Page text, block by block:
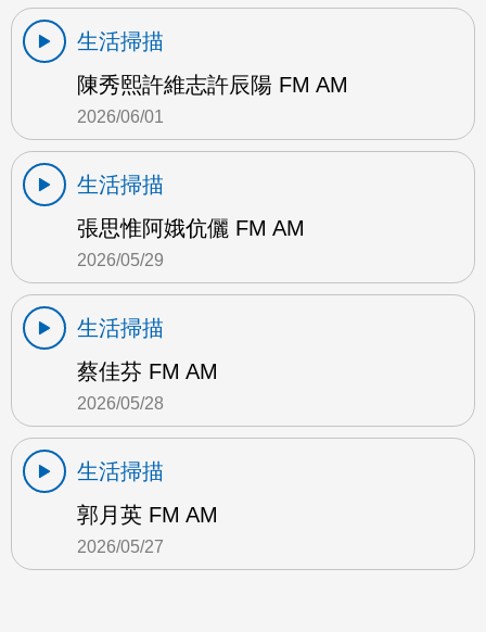
生活掃描
陳秀熙許維志許辰陽 FM AM
2026/06/01
生活掃描
張思惟阿娥伉儷 FM AM
2026/05/29
生活掃描
蔡佳芬 FM AM
2026/05/28
生活掃描
郭月英 FM AM
2026/05/27